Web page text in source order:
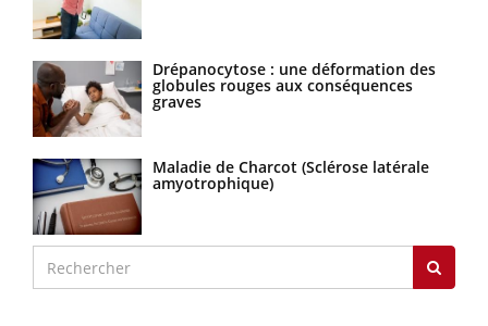
Drépanocytose : une déformation des
globules rouges aux conséquences
graves
Maladie de Charcot (Sclérose latérale
amyotrophique)